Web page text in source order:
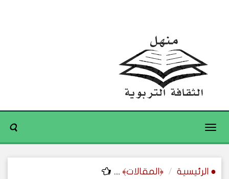
Toggle
● الرئيسية ﴿المقالات﴾ ....